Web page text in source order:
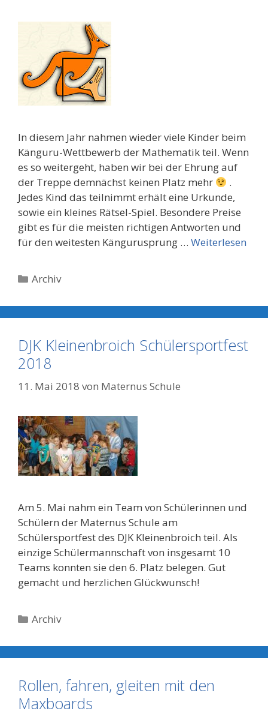
In diesem Jahr nahmen wieder viele Kinder beim
Känguru-Wettbewerb der Mathematik teil. Wenn
es so weitergeht, haben wir bei der Ehrung auf
der Treppe demnächst keinen Platz mehr
.
Jedes Kind das teilnimmt erhält eine Urkunde,
sowie ein kleines Rätsel-Spiel. Besondere Preise
gibt es für die meisten richtigen Antworten und
für den weitesten Kängurusprung … Weiterlesen
Kategorien
Archiv
DJK Kleinenbroich Schülersportfest
2018
11. Mai 2018 von Maternus Schule
Am 5. Mai nahm ein Team von Schülerinnen und
Schülern der Maternus Schule am
Schülersportfest des DJK Kleinenbroich teil. Als
einzige Schülermannschaft von insgesamt 10
Teams konnten sie den 6. Platz belegen. Gut
gemacht und herzlichen Glückwunsch!
Kategorien
Archiv
Rollen, fahren, gleiten mit den
Maxboards